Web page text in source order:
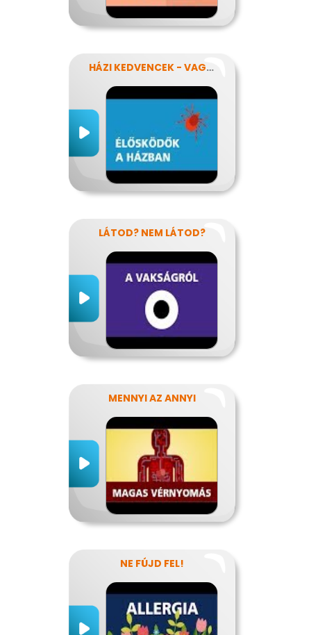
HÁZI KEDVENCEK - VAGY MÉGSEM
LÁTOD? NEM LÁTOD?
MENNYI AZ ANNYI
NE FÚJD FEL!